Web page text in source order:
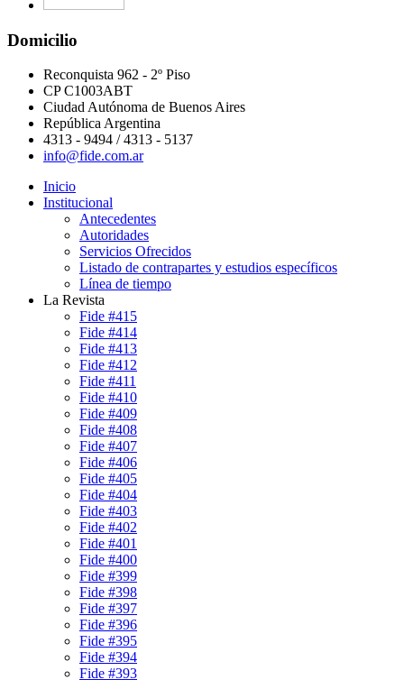
Domicilio
Reconquista 962 - 2º Piso
CP C1003ABT
Ciudad Autónoma de Buenos Aires
República Argentina
4313 - 9494 / 4313 - 5137
info@fide.com.ar
Inicio
Institucional
Antecedentes
Autoridades
Servicios Ofrecidos
Listado de contrapartes y estudios específicos
Línea de tiempo
La Revista
Fide #415
Fide #414
Fide #413
Fide #412
Fide #411
Fide #410
Fide #409
Fide #408
Fide #407
Fide #406
Fide #405
Fide #404
Fide #403
Fide #402
Fide #401
Fide #400
Fide #399
Fide #398
Fide #397
Fide #396
Fide #395
Fide #394
Fide #393